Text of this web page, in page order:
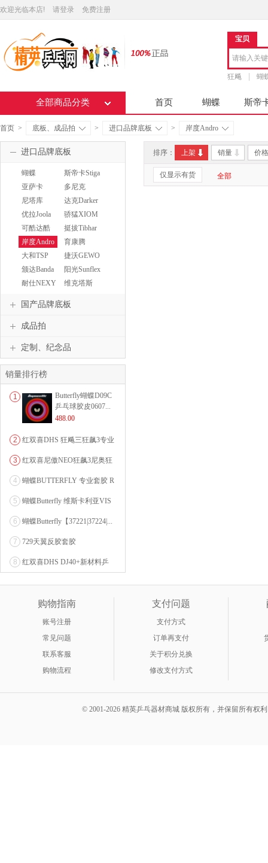
欢迎光临本店! 请登录 免费注册
宝贝
狂飚 蝴
全部商品分类 首页 蝴蝶 斯帝
首页 > 底板、成品拍 > 进口品牌底板 > 岸度Andro
排序： 上架 销量 价格
仅显示有货 全部
进口品牌底板
蝴蝶
Butterfly
斯帝卡Stiga
亚萨卡
Yasaka
多尼克
Donic
尼塔库
Nittaku
达克Darker
优拉Joola
骄猛XIOM
可酷达酷
KKT
挺拔Tibhar
岸度Andro
育康腾
EAKENT
大和TSP
捷沃GEWO
颁达Banda
阳光Sunflex
耐仕NEXY
维克塔斯
国产品牌底板
成品拍
定制、纪念品
销量排行榜
1
Butterfly蝴蝶D09C
乒乓球胶皮0607...
488.00
2
红双喜DHS 狂飚三狂飙3专业
3
红双喜尼傲NEO狂飙3尼奥狂
4
蝴蝶BUTTERFLY 专业套胶 R
5
蝴蝶Butterfly 维斯卡利亚VIS
6
蝴蝶Butterfly【37221|37224|...
7 729天翼反胶套胶
8
红双喜DHS DJ40+新材料乒
乓球 WTT系列...
购物指南
账号注册
常见问题
联系客服
购物流程
支付问题
支付方式
订单再支付
关于积分兑换
修改支付方式
© 2001-2026 精英乒乓器材商城 版权所有，并保留所有权